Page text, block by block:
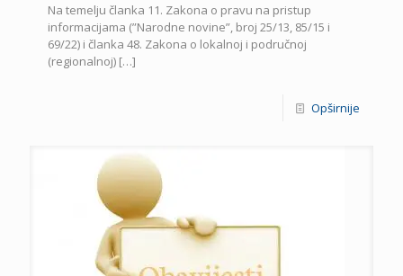
Na temelju članka 11. Zakona o pravu na pristup
informacijama (”Narodne novine”, broj 25/13, 85/15 i
69/22) i članka 48. Zakona o lokalnoj i područnoj
(regionalnoj) […]
Opširnije